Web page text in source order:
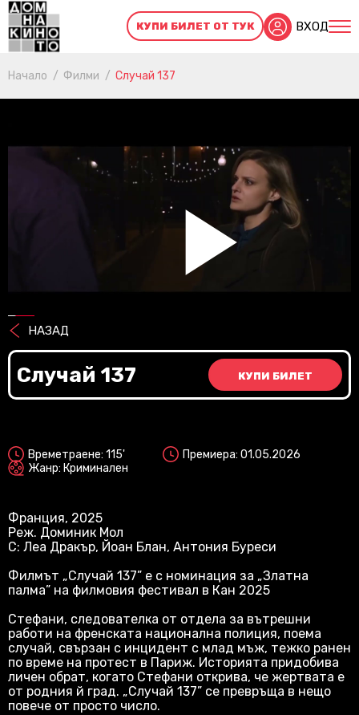
КУПИ БИЛЕТ ОТ ТУК ВХОД
Начало Филми Случай 137
НАЗАД
Случай 137 КУПИ БИЛЕТ
Времетраене: 115'
Премиера: 01.05.2026
Жанр: Криминален
Франция, 2025
Реж. Доминик Мол
С: Леа Дрaкър, Йоан Блан, Антония Буреси
Филмът „Случай 137” е с номинация за „Златна
палма” на филмовия фестивал в Кан 2025
Стефани, следователка от отдела за вътрешни
работи на френската национална полиция, поема
случай, свързан с инцидент с млад мъж, тежко ранен
по време на протест в Париж. Историята придобива
личен обрат, когато Стефани открива, че жертвата е
от родния й град. „Случай 137” се превръща в нещо
повече от просто число.